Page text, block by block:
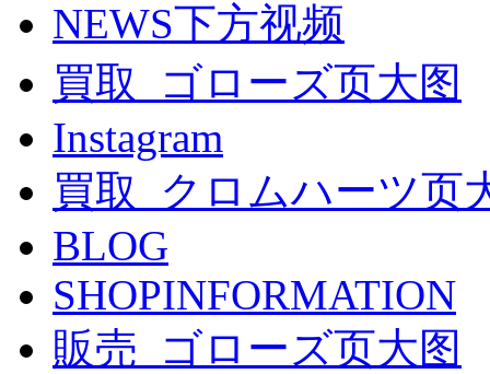
NEWS下方视频
買取_ゴローズ页大图
Instagram
買取_クロムハーツ页
BLOG
SHOPINFORMATION
販売_ゴローズ页大图